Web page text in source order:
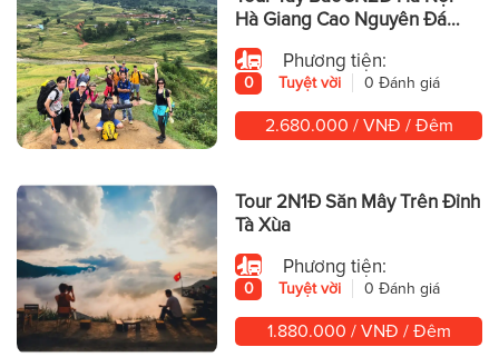
Hà Giang Cao Nguyên Đá
Hùng Vĩ
Phương tiện:
0 Tuyệt vời 0 Đánh giá
2.680.000 / VNĐ / Đêm
Tour 2N1Đ Săn Mây Trên Đỉnh
Tà Xùa
Phương tiện:
0 Tuyệt vời 0 Đánh giá
1.880.000 / VNĐ / Đêm